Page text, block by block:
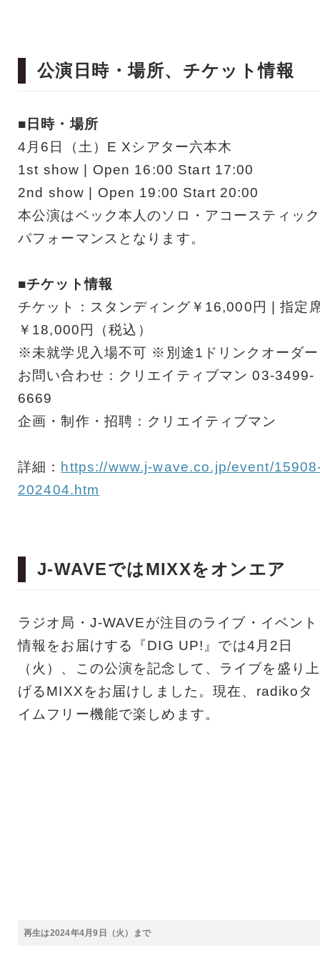
公演日時・場所、チケット情報
■日時・場所
4⽉6⽇（⼟）E Xシアター六本⽊
1st show | Open 16:00 Start 17:00
2nd show | Open 19:00 Start 20:00
本公演はベック本⼈のソロ・アコースティック
パフォーマンスとなります。
■チケット情報
チケット：スタンディング￥16,000円 | 指定
￥18,000円（税込）
※未就学児⼊場不可 ※別途1ドリンクオーダー
お問い合わせ：クリエイティブマン 03-3499-
6669
企画・制作・招聘：クリエイティブマン
詳細： https://www.j-wave.co.jp/event/
202404.htm
J-WAVEではMIXXをオンエア
ラジオ局・J-WAVEが注目のライブ・イベント
情報をお届けする『DIG UP!』では4月2日
（火）、この公演を記念して、ライブを盛り上
げるMIXXをお届けしました。現在、radikoタ
イムフリー機能で楽しめます。
再生は2024年4月9日（火）まで